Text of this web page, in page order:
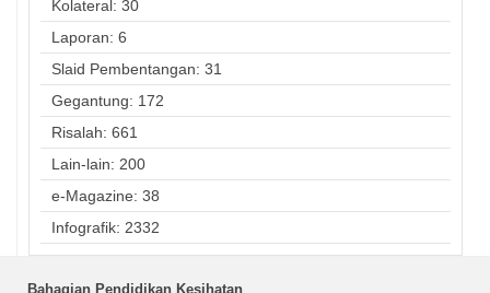
Kolateral: 30
Laporan: 6
Slaid Pembentangan: 31
Gegantung: 172
Risalah: 661
Lain-lain: 200
e-Magazine: 38
Infografik: 2332
Bahagian Pendidikan Kesihatan